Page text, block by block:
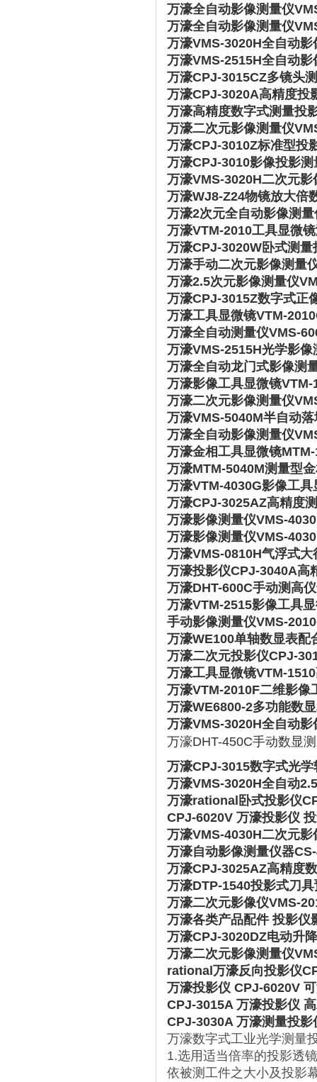
万濠全自动影像测量仪
万濠全自动影像测量仪
万濠VMS-3020H全自动
万濠VMS-2515H全自动
万濠CPJ-3015CZ多镜头
万濠CPJ-3020A高精度投
万濠高精度数字式测量投
万濠二次元影像测量仪
万濠CPJ-3010Z标准型投
万濠CPJ-3010影像投影
万濠VMS-3020H二次元
万濠WJ8-Z24物镜放大倍
万濠2次元全自动影像测
万濠VTM-2010工具显微
万濠CPJ-3020W卧式测
万濠手动二次元影像测量
万濠2.5次元影像测量仪
万濠CPJ-3015Z数字式正
万濠工具显微镜VTM-
万濠全自动测量仪VMS-
万濠VMS-2515H光学影
万濠全自动龙门式影像测
万濠影像工具显微镜
万濠二次元影像测量仪
万濠VMS-5040M半自动
万濠全自动影像测量仪
万濠金相工具显微镜
万濠MTM-5040M测量型
万濠VTM-4030G影像工
万濠CPJ-3025AZ高精度
万濠影像测量仪VMS-
万濠影像测量仪VMS-
万濠VMS-0810H气浮式
万濠投影仪CPJ-3040A高
万濠DHT-600C手动测高
万濠VTM-2515影像工具
手动影像测量仪VMS-
万濠WE100单轴数显表配
万濠二次元投影仪CPJ-
万濠工具显微镜VTM-
万濠VTM-2010F二维影像
万濠WE6800-2多功能数
万濠VMS-3020H全自动
万濠DHT-450C手动数显
万濠CPJ-3015数字式光
万濠VMS-3020H全自动
万濠rational卧式投影仪
CPJ-6020V 万濠投影仪
万濠VMS-4030H二次元
万濠自动影像测量仪器
万濠CPJ-3025AZ高精度
万濠DTP-1540投影式刀
万濠二次元影像仪VMS-
万濠各类产品配件 投影仪
万濠CPJ-3020DZ电动升
万濠二次元影像测量仪
rational万濠反向投影仪
万濠投影仪 CPJ-6020V
CPJ-3015A 万濠投影仪
CPJ-3030A 万濠测量投
万濠数字式工业光学测量
1.选用适当倍率的投影透镜
依被测工件之大小及投影